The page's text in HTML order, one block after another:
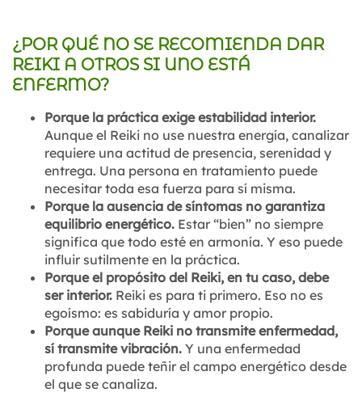
¿POR QUÉ NO SE RECOMIENDA DAR
REIKI A OTROS SI UNO ESTÁ
ENFERMO?
Porque la práctica exige estabilidad interior.
Aunque el Reiki no use nuestra energía, canalizar
requiere una actitud de presencia, serenidad y
entrega. Una persona en tratamiento puede
necesitar toda esa fuerza para sí misma.
Porque la ausencia de síntomas no garantiza
equilibrio energético. Estar “bien” no siempre
significa que todo esté en armonía. Y eso puede
influir sutilmente en la práctica.
Porque el propósito del Reiki, en tu caso, debe
ser interior. Reiki es para ti primero. Eso no es
egoísmo: es sabiduría y amor propio.
Porque aunque Reiki no transmite enfermedad,
sí transmite vibración. Y una enfermedad
profunda puede teñir el campo energético desde
el que se canaliza.